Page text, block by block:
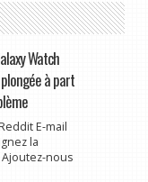
Watch
à part
E-mail
la
nous